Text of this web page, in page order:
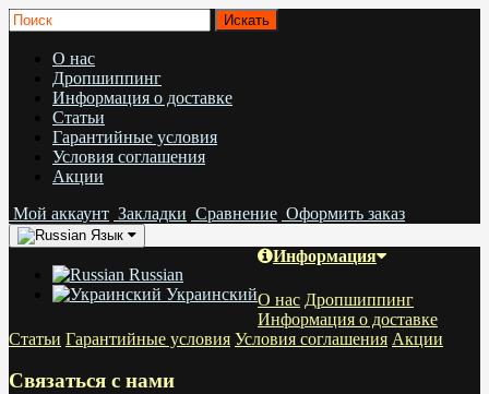
О нас
Дропшиппинг
Информация о доставке
Статьи
Гарантийные условия
Условия соглашения
Акции
Мой аккаунт Закладки Сравнение Оформить заказ
Язык
Russian
Украинский
Информация
О нас Дропшиппинг
Информация о доставке
Статьи Гарантийные условия Условия соглашения Акции
Связаться с нами